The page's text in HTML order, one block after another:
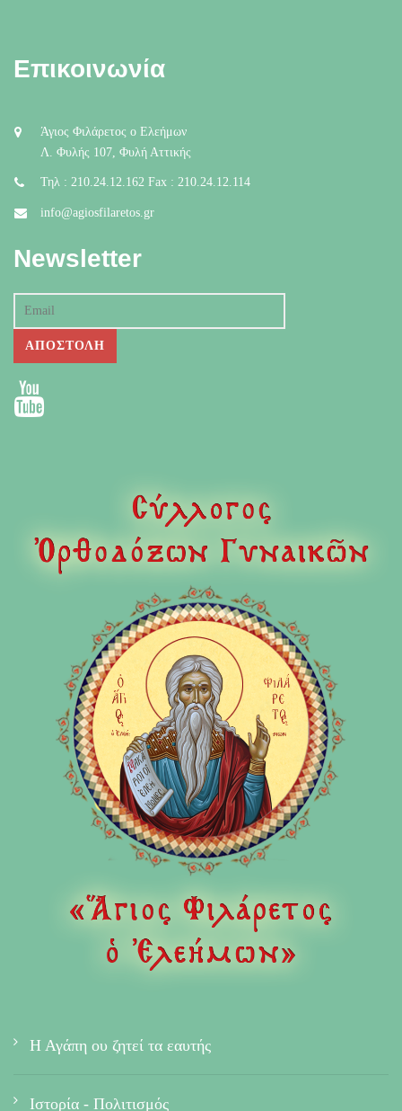
Επικοινωνία
Άγιος Φιλάρετος ο Ελεήμων
Λ. Φυλής 107, Φυλή Αττικής
Τηλ : 210.24.12.162 Fax : 210.24.12.114
info@agiosfilaretos.gr
Newsletter
Η Αγάπη ου ζητεί τα εαυτής
Ιστορία - Πολιτισμός